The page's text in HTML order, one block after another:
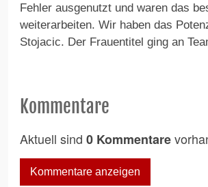
Fehler ausgenutzt und waren das
weiterarbeiten. Wir haben das
Stojacic. Der Frauentitel ging an
Kommentare
Aktuell sind 0 Kommentare
Kommentare anzeigen